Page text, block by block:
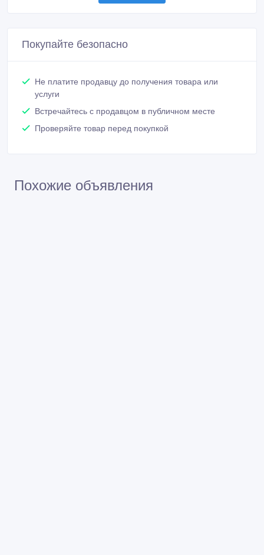
Покупайте безопасно
Не платите продавцу до получения товара или
услуги
Встречайтесь с продавцом в публичном месте
Проверяйте товар перед покупкой
Похожие объявления